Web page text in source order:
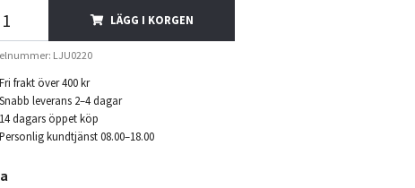
LÄGG I KORGEN
LJU0220
Fri frakt över 400 kr
Snabb leverans 2–4 dagar
14 dagars öppet köp
Personlig kundtjänst 08.00–18.00